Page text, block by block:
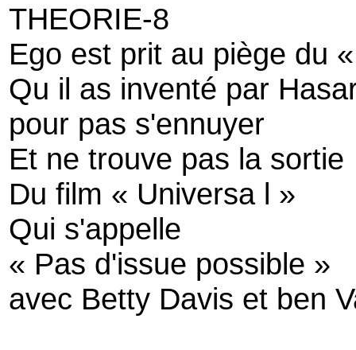
THEORIE-8
Ego est prit au piège du
Qu il as inventé par
pour pas s'ennuyer
Et ne trouve pas la sortie
Du film « Universa l »
Qui s'appelle
« Pas d'issue possible »
avec Betty Davis et ben